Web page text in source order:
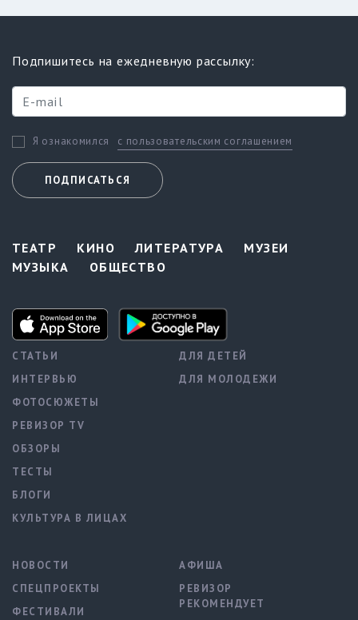
Подпишитесь на ежедневную рассылку:
Я ознакомился с пользовательским соглашением
ПОДПИСАТЬСЯ
ТЕАТР КИНО ЛИТЕРАТУРА
МУЗЕИ
МУЗЫКА
ОБЩЕСТВО
СТАТЬИ
ИНТЕРВЬЮ
ФОТОСЮЖЕТЫ
РЕВИЗОР TV
ОБЗОРЫ
ТЕСТЫ
БЛОГИ
КУЛЬТУРА В ЛИЦАХ
ДЛЯ ДЕТЕЙ
ДЛЯ МОЛОДЕЖИ
НОВОСТИ
СПЕЦПРОЕКТЫ
ФЕСТИВАЛИ
АФИША
РЕВИЗОР
РЕКОМЕНДУЕТ